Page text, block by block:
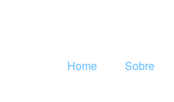
Home Sobre